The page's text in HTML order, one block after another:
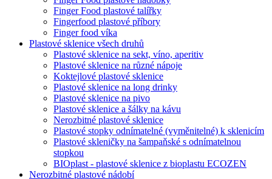
Finger Food plastové talířky
Fingerfood plastové příbory
Finger food víka
Plastové sklenice všech druhů
Plastové sklenice na sekt, víno, aperitiv
Plastové sklenice na různé nápoje
Koktejlové plastové sklenice
Plastové sklenice na long drinky
Plastové sklenice na pivo
Plastové sklenice a šálky na kávu
Nerozbitné plastové sklenice
Plastové stopky odnímatelné (vyměnitelné) k sklenicím
Plastové skleničky na šampaňské s odnímatelnou
stopkou
BIOplast - plastové sklenice z bioplastu ECOZEN
Nerozbitné plastové nádobí